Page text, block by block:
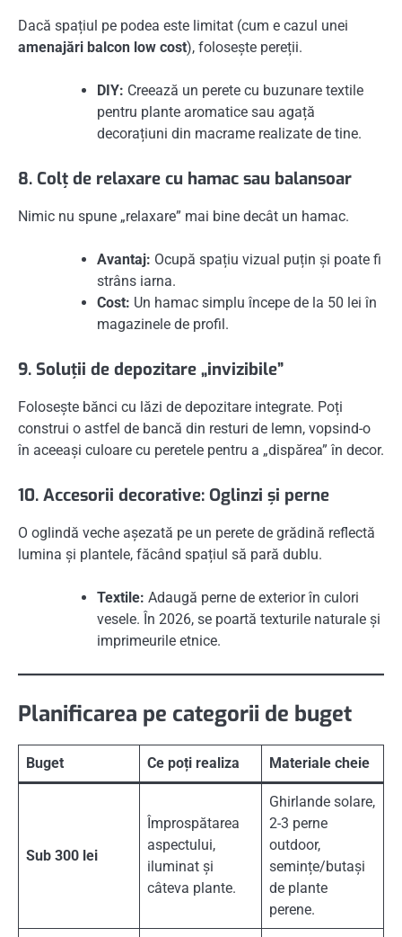
Dacă spațiul pe podea este limitat (cum e cazul unei
amenajări balcon low cost), folosește pereții.
DIY: Creează un perete cu buzunare textile
pentru plante aromatice sau agață
decorațiuni din macrame realizate de tine.
8. Colț de relaxare cu hamac sau balansoar
Nimic nu spune „relaxare” mai bine decât un hamac.
Avantaj: Ocupă spațiu vizual puțin și poate fi
strâns iarna.
Cost: Un hamac simplu începe de la 50 lei în
magazinele de profil.
9. Soluții de depozitare „invizibile”
Folosește bănci cu lăzi de depozitare integrate. Poți
construi o astfel de bancă din resturi de lemn, vopsind-o
în aceeași culoare cu peretele pentru a „dispărea” în decor.
10. Accesorii decorative: Oglinzi și perne
O oglindă veche așezată pe un perete de grădină reflectă
lumina și plantele, făcând spațiul să pară dublu.
Textile: Adaugă perne de exterior în culori
vesele. În 2026, se poartă texturile naturale și
imprimeurile etnice.
Planificarea pe categorii de buget
Buget Ce poți realiza Materiale cheie
Sub 300 lei
Împrospătarea
aspectului,
iluminat și
câteva plante.
Ghirlande solare,
2-3 perne
outdoor,
semințe/butași
de plante
perene.